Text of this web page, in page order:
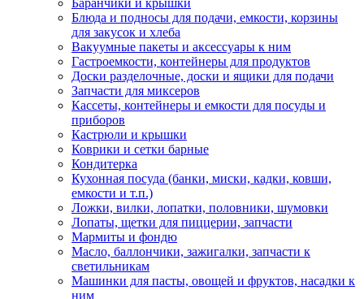
Баранчики и крышки
Блюда и подносы для подачи, емкости, корзины
для закусок и хлеба
Вакуумные пакеты и аксессуары к ним
Гастроемкости, контейнеры для продуктов
Доски разделочные, доски и ящики для подачи
Запчасти для миксеров
Кассеты, контейнеры и емкости для посуды и
приборов
Кастрюли и крышки
Коврики и сетки барные
Кондитерка
Кухонная посуда (банки, миски, кадки, ковши,
емкости и т.п.)
Ложки, вилки, лопатки, половники, шумовки
Лопаты, щетки для пиццерии, запчасти
Мармиты и фондю
Масло, баллончики, зажигалки, запчасти к
светильникам
Машинки для пасты, овощей и фруктов, насадки к
ним